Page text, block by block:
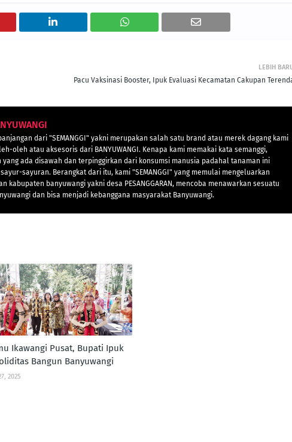
LEBIH
Pacu Vaksinasi Booster, Ipuk Evaluasi Kecamatan Cakupan
dari "SEMANGGI" yakni merupakan salah satu brand atau merek dagang kami
oleh atau aksesoris dari BANYUWANGI. Kenapa kami memakai kata semanggi,
yang ada disawah dan terpinggirkan dari konsumsi manusia padahal tanaman ini
sayuran. Berangkat dari itu, kami "SEMANGGI" yang memulai mengeluarkan
kabupaten banyuwangi yakni desa PESANGGARAN, mencoba menawarkan sesuatu
dan bisa menjadi kebanggana masyarakat Banyuwangi.
Ikawangi Pusat, Bupati Ipuk
Bangun Banyuwangi
2025